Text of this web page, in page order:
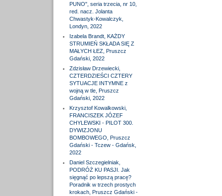
PUNO", seria trzecia, nr 10,
red. nacz. Jolanta
Chwastyk-Kowalczyk,
Londyn, 2022
Izabela Brandt, KAŻDY
STRUMIEŃ SKŁADA SIĘ Z
MAŁYCH ŁEZ, Pruszcz
Gdański, 2022
Zdzisław Drzewiecki,
CZTERDZIEŚCI CZTERY
SYTUACJE INTYMNE z
wojną w tle, Pruszcz
Gdański, 2022
Krzysztof Kowalkowski,
FRANCISZEK JÓZEF
CHYLEWSKI - PILOT 300.
DYWIZJONU
BOMBOWEGO, Pruszcz
Gdański - Tczew - Gdańsk,
2022
Daniel Szczegielniak,
PODRÓŻ KU PASJI. Jak
sięgnąć po lepszą pracę?
Poradnik w trzech prostych
krokach, Pruszcz Gdański -